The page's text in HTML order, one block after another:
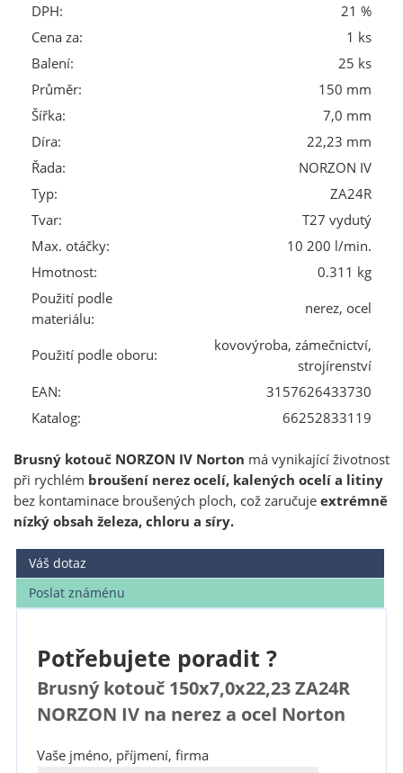
DPH:
21 %
Cena za:
1 ks
Balení:
25 ks
Průměr:
150 mm
Šířka:
7,0 mm
Díra:
22,23 mm
Řada:
NORZON IV
Typ:
ZA24R
Tvar:
T27 vydutý
Max. otáčky:
10 200 l/min.
Hmotnost:
0.311 kg
Použití podle
materiálu:
nerez, ocel
Použití podle oboru:
kovovýroba, zámečnictví,
strojírenství
EAN:
3157626433730
Katalog:
66252833119
Brusný kotouč NORZON IV Norton má vynikající životnost
při rychlém broušení nerez ocelí, kalených ocelí a litiny
bez kontaminace broušených ploch, což zaručujeextrémně
nízký obsah železa, chloru a síry.
Váš dotaz
Poslat známénu
Potřebujete poradit ?
Brusný kotouč 150x7,0x22,23 ZA24R
NORZON IV na nerez a ocel Norton
Vaše jméno, příjmení, firma